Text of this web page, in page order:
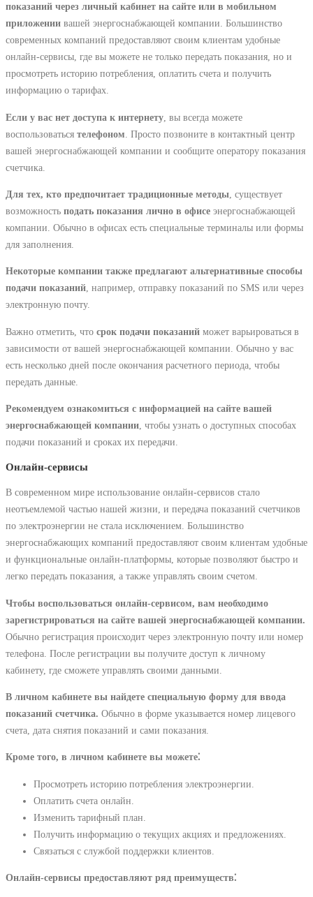
показаний через личный кабинет на сайте или в мобильном
приложении вашей энергоснабжающей компании. Большинство
современных компаний предоставляют своим клиентам удобные
онлайн-сервисы, где вы можете не только передать показания, но и
просмотреть историю потребления, оплатить счета и получить
информацию о тарифах.
Если у вас нет доступа к интернету , вы всегда можете
воспользоваться телефоном . Просто позвоните в контактный центр
вашей энергоснабжающей компании и сообщите оператору показания
счетчика.
Для тех, кто предпочитает традиционные методы , существует
возможность подать показания лично в офисе энергоснабжающей
компании. Обычно в офисах есть специальные терминалы или формы
для заполнения.
Некоторые компании также предлагают альтернативные способы
подачи показаний, например, отправку показаний по SMS или через
электронную почту.
Важно отметить, что срок подачи показаний может варьироваться в
зависимости от вашей энергоснабжающей компании. Обычно у вас
есть несколько дней после окончания расчетного периода, чтобы
передать данные.
Рекомендуем ознакомиться с информацией на сайте вашей
энергоснабжающей компании , чтобы узнать о доступных способах
подачи показаний и сроках их передачи.
Онлайн-сервисы
В современном мире использование онлайн-сервисов стало
неотъемлемой частью нашей жизни, и передача показаний счетчиков
по электроэнергии не стала исключением. Большинство
энергоснабжающих компаний предоставляют своим клиентам удобные
и функциональные онлайн-платформы, которые позволяют быстро и
легко передать показания, а также управлять своим счетом.
Чтобы воспользоваться онлайн-сервисом, вам необходимо
зарегистрироваться на сайте вашей энергоснабжающей компании.
Обычно регистрация происходит через электронную почту или номер
телефона. После регистрации вы получите доступ к личному
кабинету, где сможете управлять своими данными.
В личном кабинете вы найдете специальную форму для ввода
показаний счетчика. Обычно в форме указывается номер лицевого
счета, дата снятия показаний и сами показания.
Кроме того, в личном кабинете вы можете⁚
Просмотреть историю потребления электроэнергии.
Оплатить счета онлайн.
Изменить тарифный план.
Получить информацию о текущих акциях и предложениях.
Связаться с службой поддержки клиентов.
Онлайн-сервисы предоставляют ряд преимуществ⁚